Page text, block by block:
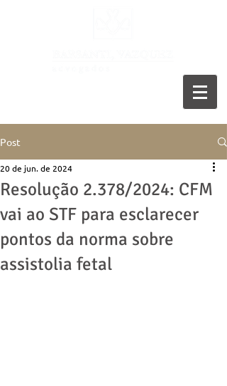
Post
Resolução 2.378/2024: CFM
vai ao STF para esclarecer
pontos da norma sobre
assistolia fetal
20 de jun. de 2024